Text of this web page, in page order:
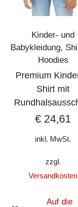
Kinder- und
Babykleidung,
Hoodies
Premium
Shirt mit
€ 24,61
inkl. MwSt.
zzgl.
Versandkosten
Auf die